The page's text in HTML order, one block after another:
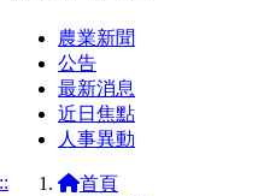
農業新聞
公告
最新消息
近日焦點
人事異動
首頁